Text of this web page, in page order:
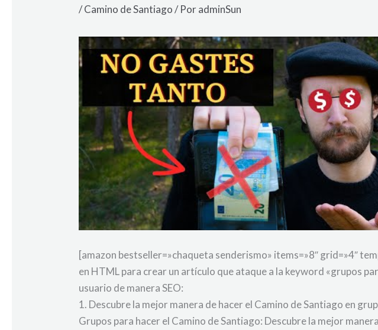
/Camino de Santiago/ PoradminSun
[amazon bestseller=»chaqueta senderismo» items=»8″ grid=»4″
en HTML para crear un artículo que ataque a la keyword «grupos
usuario de manera SEO:
1. Descubre la mejor manera de hacer el Camino de Santiago en
Grupos para hacer el Camino de Santiago: Descubre la mejor